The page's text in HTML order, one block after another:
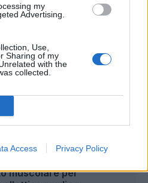
my
Advertising.
Use,
Sharing of my
with the
collected.
Access Privacy Policy
vicino il rinnovo di
muscolare per